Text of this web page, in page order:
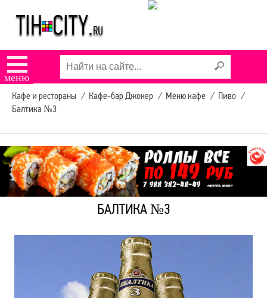
УСЛУГИ В ТИХОРЕЦКЕ
КОНЦЕРТЫ И
МЕРОПРИЯТИЯ
9 МАЯ В ТИХОРЕЦКЕ
РЕКЛАМА НА САЙТЕ
ЗАДЫМЛЕНИЕ
ТИХОРЕЦКА SOS
РЕЦЕПТЫ ДЛЯ
☰
меню
Кафе и рестораны / Кафе-бар Джокер / Меню кафе / Пиво /
Балтика №3
БАЛТИКА №3